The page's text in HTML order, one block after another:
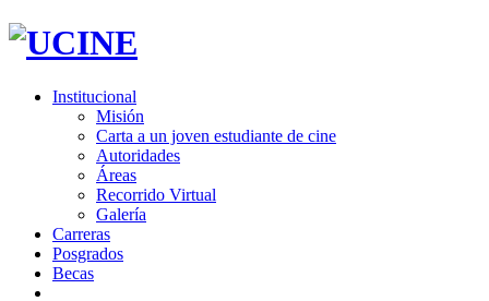
Institucional
Misión
Carta a un joven estudiante de cine
Autoridades
Áreas
Recorrido Virtual
Galería
Carreras
Posgrados
Becas